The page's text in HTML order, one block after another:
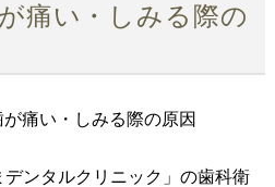
痛い・しみる際の
ンタルクリニック」の歯科衛